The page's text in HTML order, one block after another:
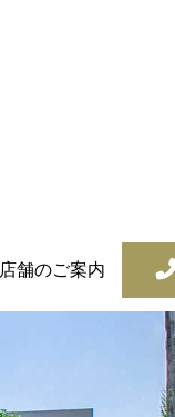
店舗のご案内